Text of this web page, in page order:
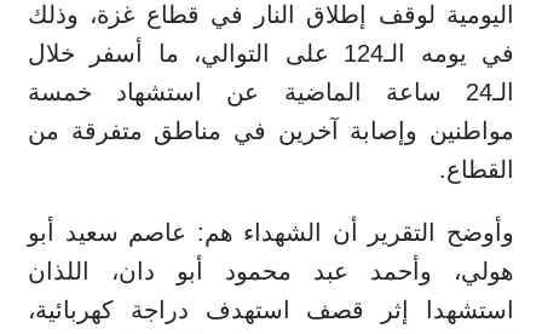
اليومية لوقف إطلاق النار في قطاع غزة، وذلك
في يومه الـ124 على التوالي، ما أسفر خلال
الـ24 ساعة الماضية عن استشهاد خمسة
مواطنين وإصابة آخرين في مناطق متفرقة من
القطاع.
وأوضح التقرير أن الشهداء هم: عاصم سعيد أبو
هولي، وأحمد عبد محمود أبو دان، اللذان
استشهدا إثر قصف استهدف دراجة كهربائية،